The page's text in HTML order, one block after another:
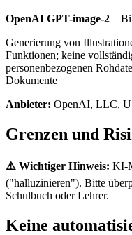
OpenAI GPT-image-2 –
Generierung von
Funktionen; keine
personenbezogenen
Dokumente
Anbieter: OpenAI, LLC,
Grenzen und
⚠️ Wichtiger Hinweis: KI-
("halluzinieren"). Bitte
Schulbuch oder Lehrer.
Keine